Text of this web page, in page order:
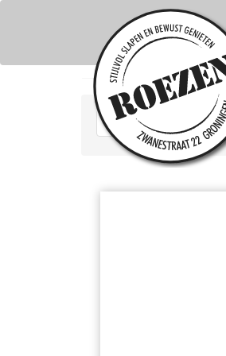
Terug